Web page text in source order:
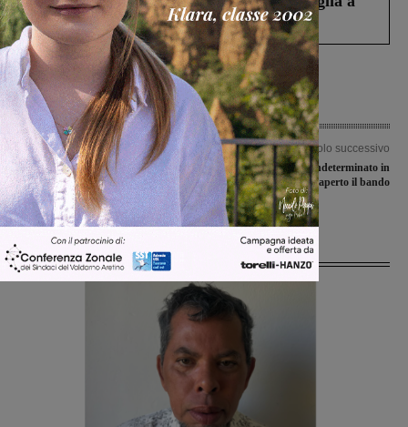
Levane nel 2020
Articolo precedente
Ideal Club Incisa e Ambra forza
cinque, schiantate Fulgor
Castelfranco e Vaggio Piandiscò
Articolo successivo
Tre posti a tempo indeterminato in
due comuni: aperto il bando
Ultime Notizie